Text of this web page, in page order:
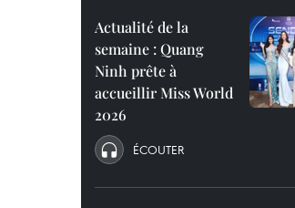
Actualité de la
semaine : Quang
Ninh prête à
accueillir Miss World
2026
ÉCOUTER